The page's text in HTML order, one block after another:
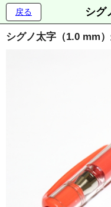
戻る
シグノ太字（1.0 mm